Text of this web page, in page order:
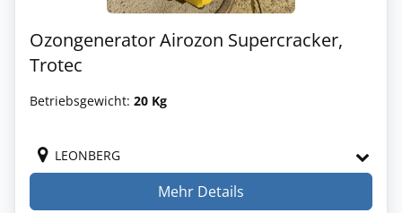
Ozongenerator Airozon Supercracker,
Trotec
Betriebsgewicht: 20 Kg
LEONBERG
Mehr Details